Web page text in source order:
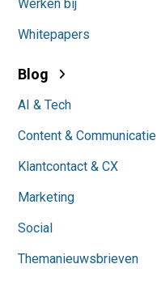
Werken bij
Whitepapers
Blog
AI & Tech
Content & Communicatie
Klantcontact & CX
Marketing
Social
Themanieuwsbrieven